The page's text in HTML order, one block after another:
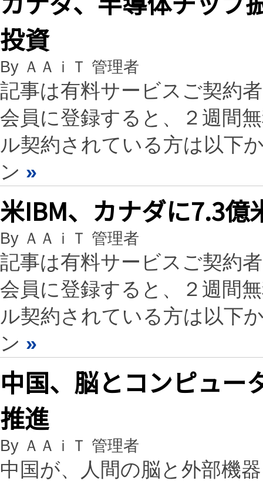
投資
By ＡＡｉＴ 管理者
記事は有料サービスご契約
会員に登録すると、２週間
ル契約されている方は以下
ン »
米IBM、カナダに7.3億
By ＡＡｉＴ 管理者
記事は有料サービスご契約
会員に登録すると、２週間
ル契約されている方は以下
ン »
中国、脳とコンピュー
推進
By ＡＡｉＴ 管理者
中国が、人間の脳と外部機